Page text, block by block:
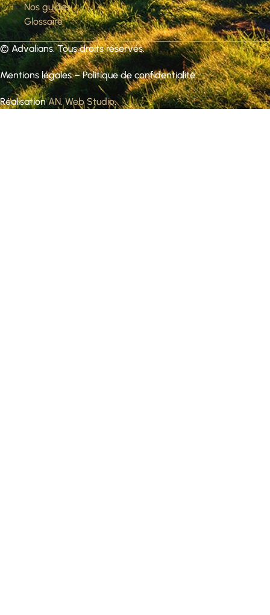
Nos guides
Glossaire
© Advalians. Tous droits réservés.
Mentions légales–Politique de confidentialité
RéalisationAN. Web Studio.